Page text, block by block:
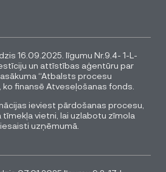
16.09.2025. līgumu Nr.9.4- 1-L-
un attīstības aģentūru par
“Atbalsts procesu
finansē Atveseļošanas fonds.
ieviest pārdošanas procesu,
vietni, lai uzlabotu zīmola
uzņēmumā.